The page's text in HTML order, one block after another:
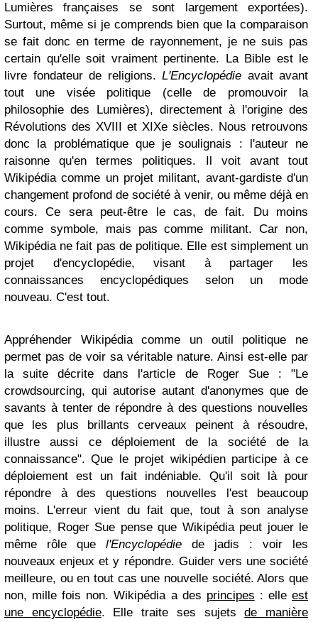
Lumières françaises se sont largement exportées).
Surtout, même si je comprends bien que la comparaison
se fait donc en terme de rayonnement, je ne suis pas
certain qu'elle soit vraiment pertinente. La Bible est le
livre fondateur de religions. L'Encyclopédie avait avant
tout une visée politique (celle de promouvoir la
philosophie des Lumières), directement à l'origine des
Révolutions des XVIII et XIXe siècles. Nous retrouvons
donc la problématique que je soulignais : l'auteur ne
raisonne qu'en termes politiques. Il voit avant tout
Wikipédia comme un projet militant, avant-gardiste d'un
changement profond de société à venir, ou même déjà en
cours. Ce sera peut-être le cas, de fait. Du moins
comme symbole, mais pas comme militant. Car non,
Wikipédia ne fait pas de politique. Elle est simplement un
projet d'encyclopédie, visant à partager les
connaissances encyclopédiques selon un mode
nouveau. C'est tout.
Appréhender Wikipédia comme un outil politique ne
permet pas de voir sa véritable nature. Ainsi est-elle par
la suite décrite dans l'article de Roger Sue : "Le
crowdsourcing, qui autorise autant d'anonymes que de
savants à tenter de répondre à des questions nouvelles
que les plus brillants cerveaux peinent à résoudre,
illustre aussi ce déploiement de la société de la
connaissance". Que le projet wikipédien participe à ce
déploiement est un fait indéniable. Qu'il soit là pour
répondre à des questions nouvelles l'est beaucoup
moins. L'erreur vient du fait que, tout à son analyse
politique, Roger Sue pense que Wikipédia peut jouer le
même rôle que l'Encyclopédie de jadis : voir les
nouveaux enjeux et y répondre. Guider vers une société
meilleure, ou en tout cas une nouvelle société. Alors que
non, mille fois non. Wikipédia a des principes : elleest
une encyclopédie. Elle traite ses sujetsde manière